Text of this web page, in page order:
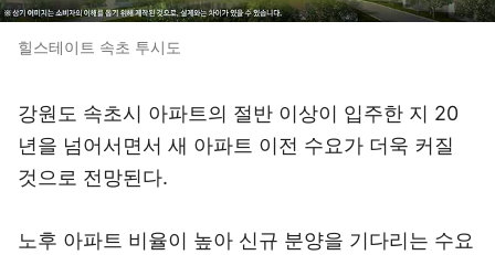
힐스테이트 속초 투시도
강원도 속초시 아파트의 절반 이상이 입주한 지 20
년을 넘어서면서 새 아파트 이전 수요가 더욱 커질
것으로 전망된다.
노후 아파트 비율이 높아 신규 분양을 기다리는 수요